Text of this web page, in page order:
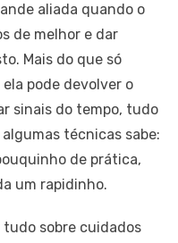
aliada quando o
de melhor e dar
Mais do que só
pode devolver o
sinais do tempo, tudo
técnicas sabe:
de prática,
um rapidinho.
tudo sobre cuidados